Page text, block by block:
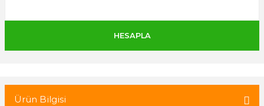
Ürün Bilgisi